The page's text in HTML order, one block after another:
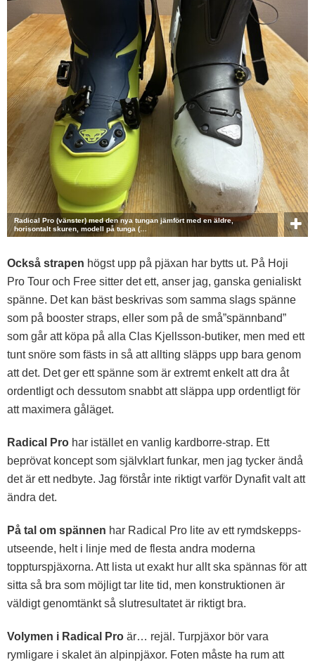
Radical Pro (vänster) med den nya tungan jämfört med en äldre,
horisontalt skuren, modell på tunga (…
Också strapen högst upp på pjäxan har bytts ut. På Hoji
Pro Tour och Free sitter det ett, anser jag, ganska genialiskt
spänne. Det kan bäst beskrivas som samma slags spänne
som på booster straps, eller som på de små”spännband”
som går att köpa på alla Clas Kjellsson-butiker, men med ett
tunt snöre som fästs in så att allting släpps upp bara genom
att det. Det ger ett spänne som är extremt enkelt att dra åt
ordentligt och dessutom snabbt att släppa upp ordentligt för
att maximera gåläget.
Radical Pro har istället en vanlig kardborre-strap. Ett
beprövat koncept som självklart funkar, men jag tycker ändå
det är ett nedbyte. Jag förstår inte riktigt varför Dynafit valt att
ändra det.
På tal om spännen har Radical Pro lite av ett rymdskepps-
utseende, helt i linje med de flesta andra moderna
toppturspjäxorna. Att lista ut exakt hur allt ska spännas för att
sitta så bra som möjligt tar lite tid, men konstruktionen är
väldigt genomtänkt så slutresultatet är riktigt bra.
Volymen i Radical Pro är… rejäl. Turpjäxor bör vara
rymligare i skalet än alpinpjäxor. Foten måste ha rum att